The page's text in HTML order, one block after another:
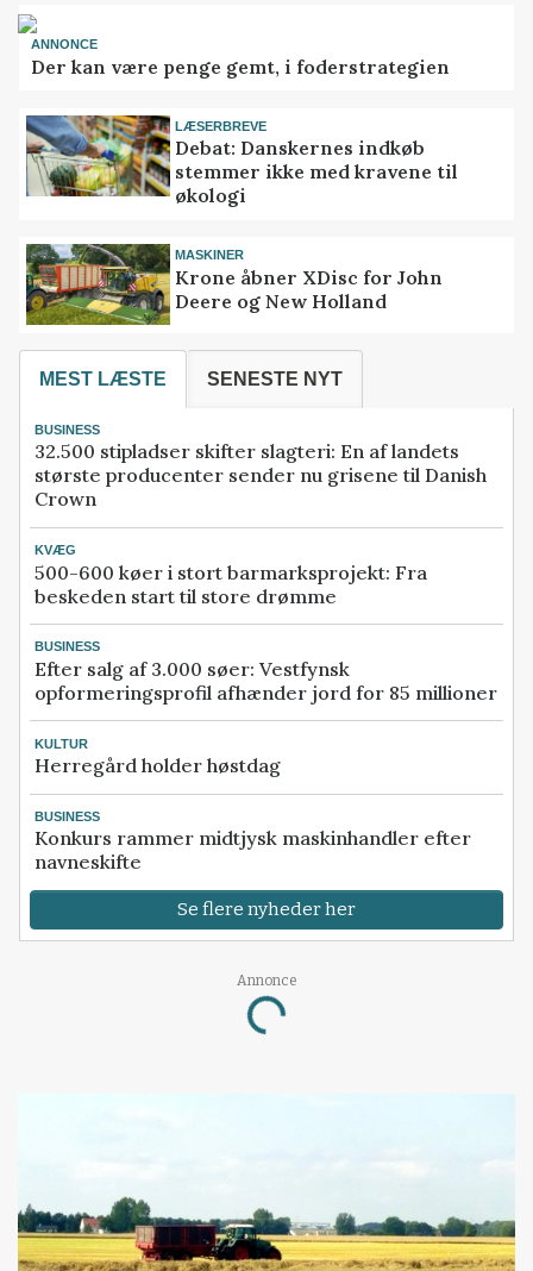
ANNONCE
Der kan være penge gemt, i foderstrategien
LÆSERBREVE
Debat: Danskernes indkøb
stemmer ikke med kravene til
økologi
MASKINER
Krone åbner XDisc for John
Deere og New Holland
MEST LÆSTE SENESTE NYT
BUSINESS
32.500 stipladser skifter slagteri: En af landets
største producenter sender nu grisene til Danish
Crown
KVÆG
500-600 køer i stort barmarksprojekt: Fra
beskeden start til store drømme
BUSINESS
Efter salg af 3.000 søer: Vestfynsk
opformeringsprofil afhænder jord for 85 millioner
KULTUR
Herregård holder høstdag
BUSINESS
Konkurs rammer midtjysk maskinhandler efter
navneskifte
Se flere nyheder her
Annonce
Loading...